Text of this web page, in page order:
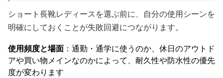
ショート長靴レディースを選ぶ前に、自分の使用シーンを
明確にしておくことが失敗回避につながります。
使用頻度と場面 ：通勤・通学に使うのか、休日のアウトド
アや買い物メインなのかによって、耐久性や防水性の優先
度が変わります